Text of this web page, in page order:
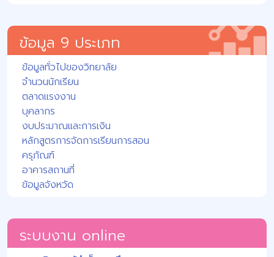
ข้อมูล 9 ประเภท
ข้อมูลทั่วไปของวิทยาลัย
จำนวนนักเรียน
ตลาดแรงงาน
บุคลากร
งบประมาณและการเงิน
หลักสูตรการจัดการเรียนการสอน
ครุภัณฑ์
อาคารสถานที่
ข้อมูลจังหวัด
ระบบงาน online